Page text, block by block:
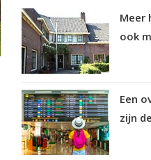
Meer
ook
Een
zijn